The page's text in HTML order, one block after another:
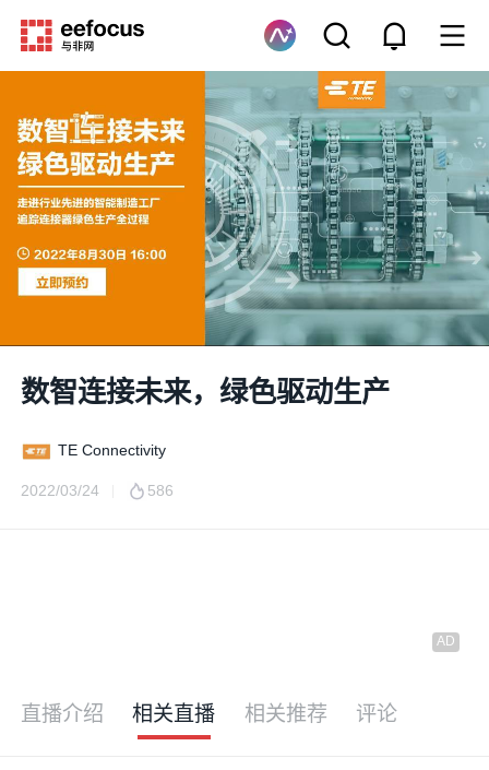
数智连接未来，绿色驱动生产
TE Connectivity
2022/03/24 586
直播介绍 相关直播 相关推荐 评论